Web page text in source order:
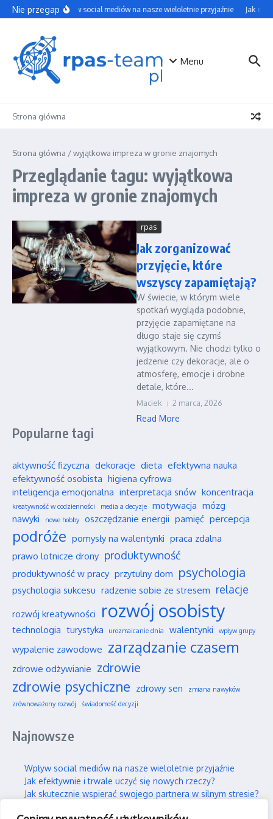
Przejdź do treści
Nie przegapWpływ social mediów na nasze wieloletnie przyjaźnie Jak
Menu
Strona główna
Strona główna /wyjątkowa impreza w gronie znajomych
Przeglądanie tagu: wyjątkowa
impreza w gronie znajomych
rpas
Jak zorganizować
przyjęcie, które
wszyscy zapamiętają?
W świecie, w którym wiele
spotkań wygląda podobnie,
przyjęcie zapamiętane na
długo staje się czymś
wyjątkowym. Nie chodzi tylko o
jedzenie czy dekoracje, ale o
atmosferę, emocje i drobne
detale, które...
Maciek 2 marca, 2026
Read More
Popularne tagi
aktywność fizyczna dekoracje dieta efektywna nauka
efektywność osobista higiena cyfrowa
inteligencja emocjonalna interpretacja snów koncentracja
kreatywność w codzienności media a decyzje motywacja mózg
nawyki
nowe hobby oszczędzanie energii pamięć percepcja
podróże pomysły na walentynki praca zdalna
prawo lotnicze drony produktywność
produktywność w pracy przytulny dom psychologia
psychologia sukcesu radzenie sobie ze stresem relacje
rozwój kreatywności rozwój osobisty
technologia turystyka urozmaicanie dnia walentynki wpływ grupy
wypalenie zawodowe zarządzanie czasem
zdrowe odżywianie zdrowie
zdrowie psychiczne zdrowy sen
zmiana nawyków
zrównoważony rozwój
świadomość decyzji
Najnowsze
Wpływ social mediów na nasze wieloletnie przyjaźnie
Jak efektywnie i trwale uczyć się nowych rzeczy?
Jak skutecznie wspierać swojego partnera w silnym stresie?